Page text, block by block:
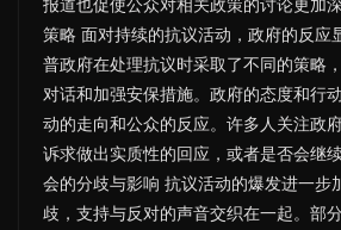
报道也促使公众对相关政策的讨论更加
策略 面对持续的抗议活动，政府的反应
普政府在处理抗议时采取了不同的策略
对话和加强安保措施。政府的态度和行
动的走向和公众的反应。许多人关注政
诉求做出实质性的回应，或者是否会继
会的分歧与影响 抗议活动的爆发进一步
歧，支持与反对的声音交织在一起。部